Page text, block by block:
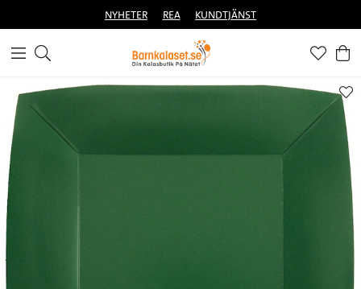
NYHETER REA KUNDTJÄNST